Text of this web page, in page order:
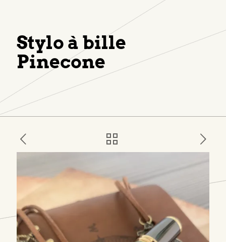
Stylo à bille
Pinecone